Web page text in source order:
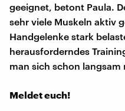
geeignet, betont Paula.
sehr viele Muskeln aktiv
Handgelenke stark
herausforderndes
man sich schon langsam
Meldet euch!